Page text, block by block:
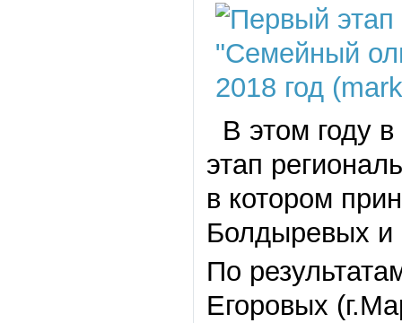
В этом году
этап
в котором
Болдыревых и
По
Егоровых